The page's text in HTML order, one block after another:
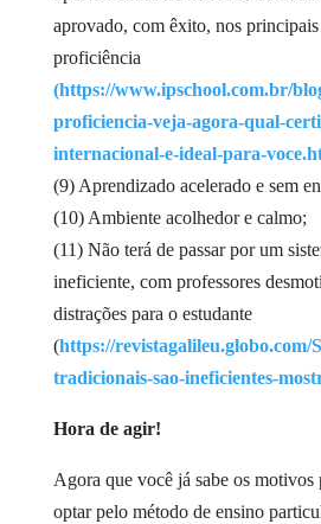
aprovado, com êxito, nos principais
proficiência
(https://www.ipschool.com.br/
proficiencia-veja-agora-qual-
internacional-e-ideal-para-
(9) Aprendizado acelerado e sem
(10) Ambiente acolhedor e calmo;
(11) Não terá de passar por um
ineficiente, com professores
distrações para o estudante
(https://revistagalileu.globo.com/
tradicionais-sao-ineficientes-
Hora de agir!
Agora que você já sabe os motivos
optar pelo método de ensino